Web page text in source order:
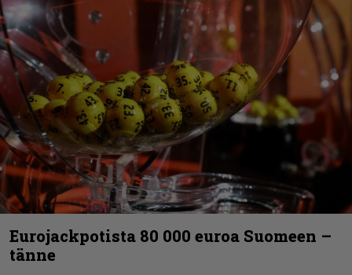
Eurojackpotista 80 000 euroa Suomeen –
tänne